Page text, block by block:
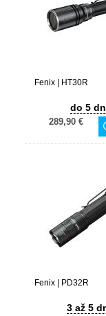
Fenix | HT30R
do 5
289,90 €
Fenix | PD32R
3 až 5